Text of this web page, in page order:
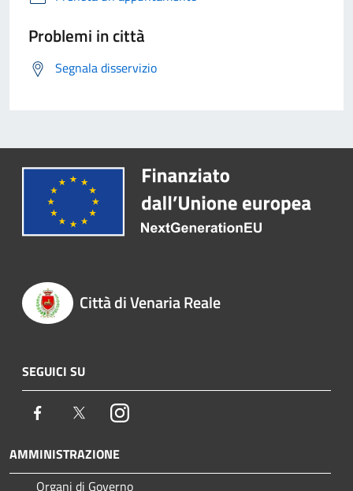
Problemi in città
Segnala disservizio
Città di Venaria Reale
SEGUICI SU
Facebook TwitterInstagram
AMMINISTRAZIONE
Organi di Governo